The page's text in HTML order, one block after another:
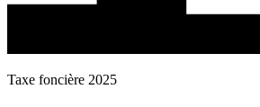
Taxe foncière 2025